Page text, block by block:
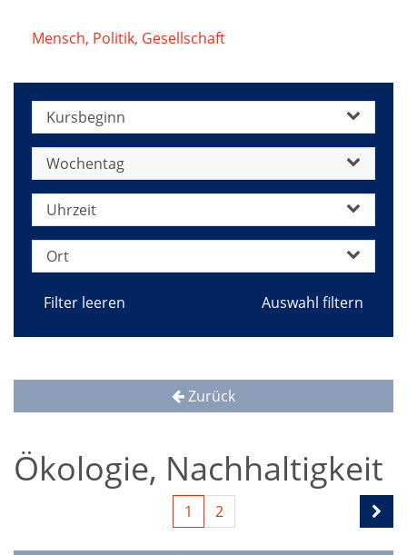
Mensch, Politik, Gesellschaft
Kursbeginn
Wochentag
Uhrzeit
Ort
Filter leeren
Zurück
Ökologie, Nachhaltigkeit
1 2